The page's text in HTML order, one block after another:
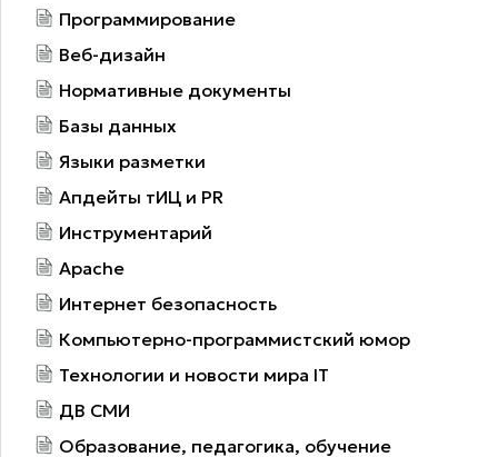
Программирование
Веб-дизайн
Нормативные документы
Базы данных
Языки разметки
Апдейты тИЦ и PR
Инструментарий
Apache
Интернет безопасность
Компьютерно-программистский юмор
Технологии и новости мира IT
ДВ СМИ
Образование, педагогика, обучение